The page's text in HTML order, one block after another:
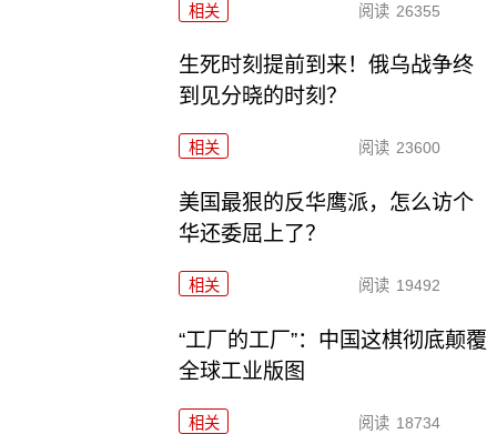
相关 阅读 26355
生死时刻提前到来！俄乌战争终
到见分晓的时刻？
相关 阅读 23600
美国最狠的反华鹰派，怎么访个
华还委屈上了？
相关 阅读 19492
“工厂的工厂”：中国这棋彻底颠覆
全球工业版图
相关 阅读 18734